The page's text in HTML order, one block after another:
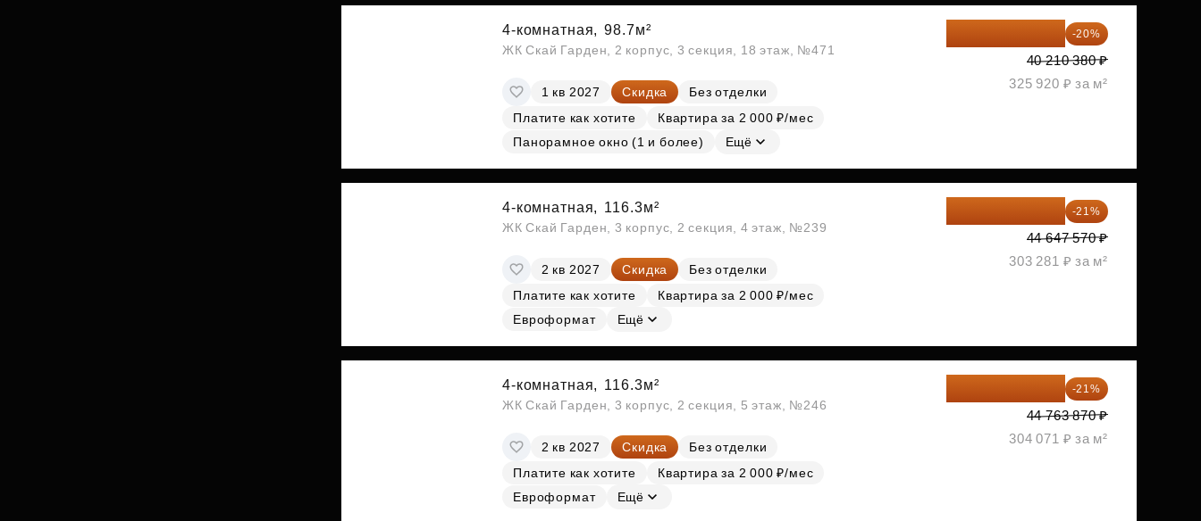
4-комнатная, 98.7м²
ЖК Скай Гарден, 2 корпус, 3 секция, 18 этаж, №471
1 кв 2027 Скидка
Без отделки
Платите как хотите
Квартира за 2 000 ₽/мес
Панорамное окно (1 и более)
Ещё
-20%
40 210 380 ₽
325 920 ₽ за м²
4-комнатная, 116.3м²
ЖК Скай Гарден, 3 корпус, 2 секция, 4 этаж, №239
2 кв 2027 Скидка
Без отделки
Платите как хотите
Квартира за 2 000 ₽/мес
Евроформат
Ещё
-21%
44 647 570 ₽
303 281 ₽ за м²
4-комнатная, 116.3м²
ЖК Скай Гарден, 3 корпус, 2 секция, 5 этаж, №246
2 кв 2027 Скидка
Без отделки
Платите как хотите
Квартира за 2 000 ₽/мес
Евроформат
Ещё
-21%
44 763 870 ₽
304 071 ₽ за м²